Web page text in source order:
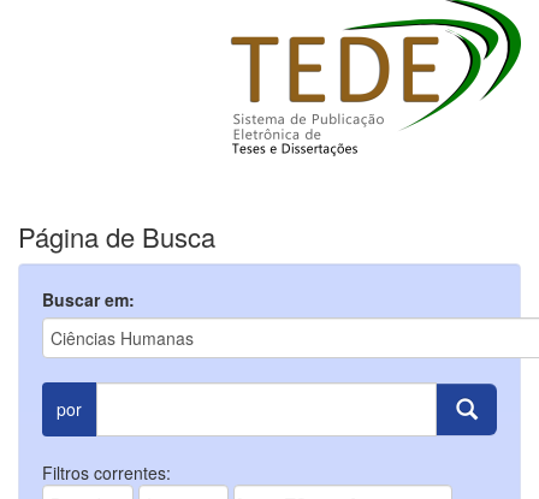
Página de Busca
Buscar em:
por
Filtros correntes: